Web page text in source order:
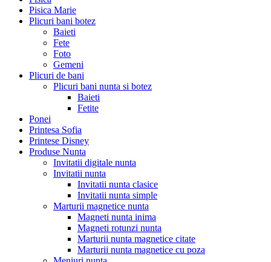
Pisica Marie
Plicuri bani botez
Baieti
Fete
Foto
Gemeni
Plicuri de bani
Plicuri bani nunta si botez
Baieti
Fetite
Ponei
Printesa Sofia
Printese Disney
Produse Nunta
Invitatii digitale nunta
Invitatii nunta
Invitatii nunta clasice
Invitatii nunta simple
Marturii magnetice nunta
Magneti nunta inima
Magneti rotunzi nunta
Marturii nunta magnetice citate
Marturii nunta magnetice cu poza